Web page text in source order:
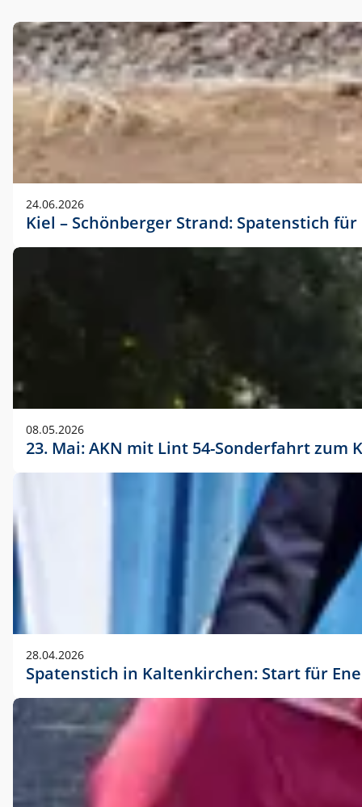
24.06.2026
Kiel – Schönberger Strand: Spatenstich
08.05.2026
23. Mai: AKN mit Lint 54-Sonderfahrt
28.04.2026
Spatenstich in Kaltenkirchen: Start für